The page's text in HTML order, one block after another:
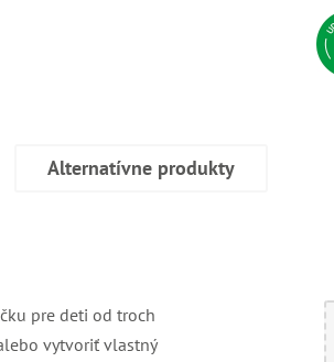
Alternatívne produkty
pre deti od troch
vytvoriť vlastný